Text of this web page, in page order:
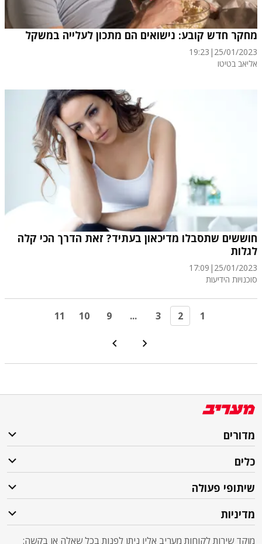
מחקר חדש קובע: נישואים הם מתכון לעלייה במשקל
25/01/2023
|
19:23
אליאב בטיטו
חוששים שתסבלו מדיכאון בעתיד? זאת הדרך הכי קלה
לגלות
25/01/2023
|
17:09
סוכנויות הידיעות
11 10 9 ... 3 2 1
מדורים
כלים
שיתופי פעולה
מדיניות
מוקד שירות לקוחות מעריב אליו ניתן לפנות בכל שאלה או בקשה: